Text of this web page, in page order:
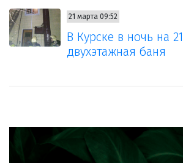
21 марта 09:52
В Курске в ночь на
двухэтажная баня